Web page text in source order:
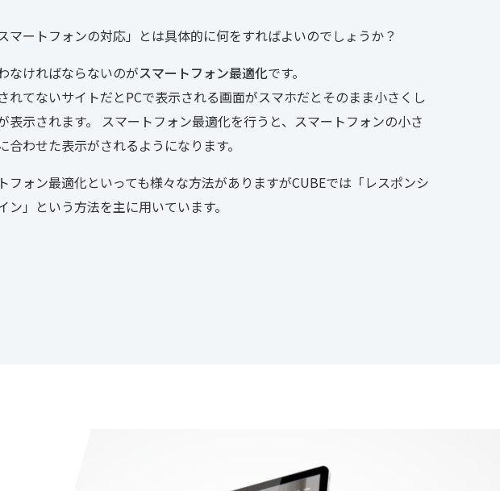
マートフォンの対応」とは具体的に何をすればよいのでしょうか？
なければならないのがスマートフォン最適化です。
れてないサイトだとPCで表示される画面がスマホだとそのまま小さくし
表示されます。 スマートフォン最適化を行うと、スマートフォンの小さ
合わせた表示がされるようになります。
フォン最適化といっても様々な方法がありますがCUBEでは「レスポンシ
ン」という方法を主に用いています。